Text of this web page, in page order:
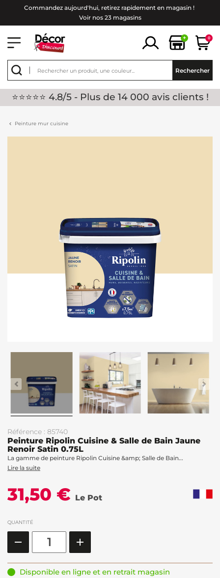
Commandez aujourd'hui, retirez rapidement en magasin !
Voir nos 23 magasins
+ 0
Rechercher
⭐⭐⭐⭐⭐ 4.8/5 - Plus de 14 000 avis clients !
Peinture mur cuisine
Référence : 85740
Peinture Ripolin Cuisine & Salle de Bain Jaune
Renoir Satin 0.75L
La gamme de peinture Ripolin Cuisine &amp; Salle de Bain...
Lire la suite
31,50 € Le Pot
QUANTITÉ
Disponible en ligne et en retrait magasin